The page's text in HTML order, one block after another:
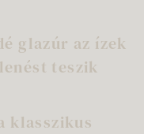
glazúr az ízek
teszik
klasszikus